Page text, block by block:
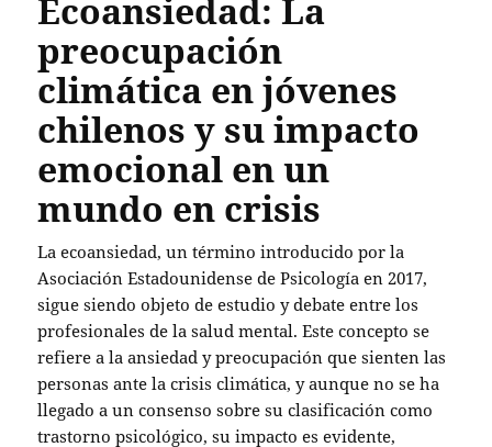
Ecoansiedad: La
preocupación
climática en jóvenes
chilenos y su impacto
emocional en un
mundo en crisis
La ecoansiedad, un término introducido por la
Asociación Estadounidense de Psicología en 2017,
sigue siendo objeto de estudio y debate entre los
profesionales de la salud mental. Este concepto se
refiere a la ansiedad y preocupación que sienten las
personas ante la crisis climática, y aunque no se ha
llegado a un consenso sobre su clasificación como
trastorno psicológico, su impacto es evidente,